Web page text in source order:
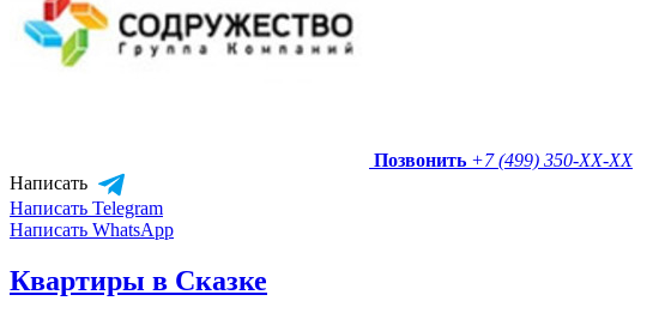
Позвонить +7 (499) 350-XX-XX
Написать
Написать Telegram
Написать WhatsApp
Квартиры в Сказке